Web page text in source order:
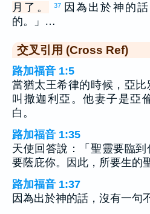
月了。
37
因為出於神的
的。」…
交叉引用 (Cross Ref)
路加福音 1:5
當猶太王希律的時候，亞
叫撒迦利亞。他妻子是亞
白。
路加福音 1:35
天使回答說：「聖靈要臨
要蔭庇你。因此，所要生的
路加福音 1:37
因為出於神的話，沒有一句